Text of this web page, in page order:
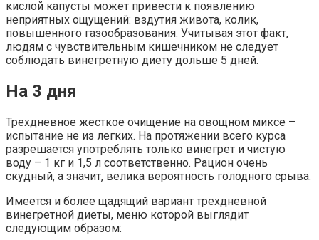
кислой капусты может привести к появлению
неприятных ощущений: вздутия живота, колик,
повышенного газообразования. Учитывая этот факт,
людям с чувствительным кишечником не следует
соблюдать винегретную диету дольше 5 дней.
На 3 дня
Трехдневное жесткое очищение на овощном миксе –
испытание не из легких. На протяжении всего курса
разрешается употреблять только винегрет и чистую
воду – 1 кг и 1,5 л соответственно. Рацион очень
скудный, а значит, велика вероятность голодного срыва.
Имеется и более щадящий вариант трехдневной
винегретной диеты, меню которой выглядит
следующим образом: